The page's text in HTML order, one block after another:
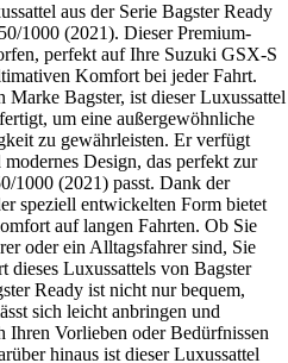
aus der Serie Bagster Ready
1000 (2021). Dieser Premium-
perfekt auf Ihre Suzuki GSX-S
Komfort bei jeder Fahrt.
Bagster, ist dieser Luxussattel
um eine außergewöhnliche
zu gewährleisten. Er verfügt
Design, das perfekt zur
1000 (2021) passt. Dank der
speziell entwickelten Form bietet
auf langen Fahrten. Ob Sie
oder ein Alltagsfahrer sind, Sie
dieses Luxussattels von Bagster
Ready ist nicht nur bequem,
sich leicht anbringen und
Ihren Vorlieben oder Bedürfnissen
hinaus ist dieser Luxussattel